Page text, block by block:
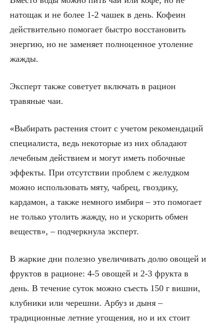
натощак и не более 1-2 чашек в день. Кофеин
действительно помогает быстро восстановить
энергию, но не заменяет полноценное утоление
жажды.
Эксперт также советует включать в рацион
травяные чаи.
«Выбирать растения стоит с учетом рекомендаций
специалиста, ведь некоторые из них обладают
лечебным действием и могут иметь побочные
эффекты. При отсутствии проблем с желудком
можно использовать мяту, чабрец, гвоздику,
кардамон, а также немного имбиря – это помогает
не только утолить жажду, но и ускорить обмен
веществ», – подчеркнула эксперт.
В жаркие дни полезно увеличивать долю овощей и
фруктов в рационе: 4-5 овощей и 2-3 фрукта в
день. В течение суток можно съесть 150 г вишни,
клубники или черешни. Арбуз и дыня –
традиционные летние угощения, но и их стоит